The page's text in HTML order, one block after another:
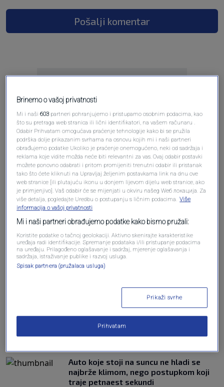
Pošalji komentar
Oglas
Oglas
NAJČITANIJE
Auto koje stoji na suncu ne hladi se
najbrže klimom, nego postupkom koji
traje petnaest sekundi
Brinemo o vašoj privatnosti
Mi i naši603 partneri pohranjujemo i pristupamo osobnim podacima, kao
što su pretraga web stranica ili lični identifikatori, na vašem računaru .
Odabir Prihvatam omogućava praćenje tehnologije kako bi se pružila
podrška dolje prikazanim svrhama na osnovu kojih mi i naši partneri
obrađujemo podatke Ukoliko je praćenje onemogućeno, neki od sadržaja i
reklama koje vidite možda neće biti relevantni za vas. Ovaj odabir postavki
možete ponovno odabrati i pritom promijeniti trenutni odabir ili pristanak
tako što ćete kliknuti na Upravljaj željenim postavkama link na dnu ove
web stranice [ili plutajuću ikonu u donjem lijevom dijelu web stranice, ako
je primjenjivo]. Vaš odabir će se mijenjati u okviru našeg Wеб локација. Za
više detalja, pogledajte Uredbu o postupanju s ličnim podacima. Više
informacija o vašoj privatnosti
Mi i naši partneri obrađujemo podatke kako bismo pružali:
Koristite podatke o tačnoj geolokaciji. Aktivno skenirajte karakteristike
uređaja radi identifikacije. Spremanje podataka i/ili pristupanje podacima
na uređaju. Prilagođeno oglašavanje i sadržaj, mjerenje oglašavanja i
sadržaja, istraživanje publike i razvoj usluga.
Spisak partnera (pružalaca usluga)
Prikaži svrhe
Prihvatam